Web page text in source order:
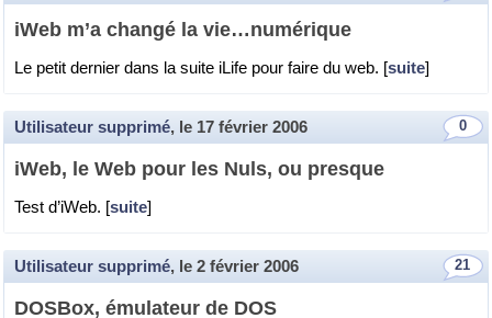
iWeb m’a changé la vie…nu­mé­rique
Le petit der­nier dans la suite iLife pour faire du web. [suite]
0
Utilisateur supprimé, le 17 février 2006
iWeb, le Web pour les Nuls, ou presque
Test d’iWeb. [suite]
21
Utilisateur supprimé, le 2 février 2006
DOS­Box, ému­la­teur de DOS